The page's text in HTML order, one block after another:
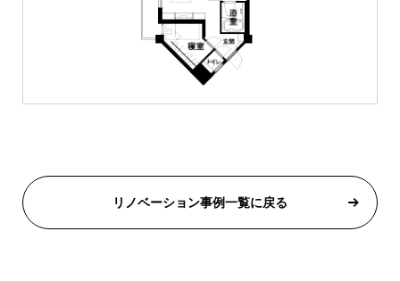
リノベーション事例一覧に戻る